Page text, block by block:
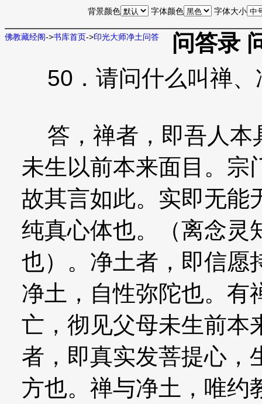
背景颜色 字体颜色 字体大小
佛教藏经阁->书库首页->印光大师净土问答
问答录
50．请问什么叫禅、
答，禅者，即吾人本
未生以前本来面目。宗
故其言如此。实即无能
纯真心体也。（离念灵
也）。净土者，即信愿
净土，自性弥陀也。有
亡，彻见父母未生前本
者，即真实发菩提心，
方也。禅与净土，唯约